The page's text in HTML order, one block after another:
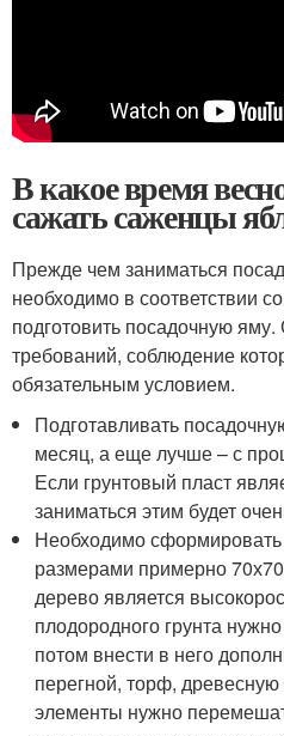
В какое время
сажать саженцы
Прежде чем заниматься
необходимо в соответствии
подготовить посадочную
требований, соблюдение
обязательным условием.
Подготавливать
месяц, а еще лучше – с
Если грунтовый пласт
заниматься этим будет
Необходимо
размерами примерно
дерево является
плодородного грунта
потом внести в него
перегной, торф,
элементы нужно